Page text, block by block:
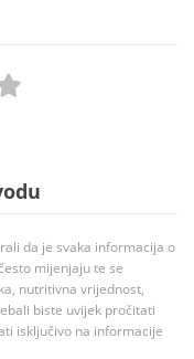
da je svaka informacija o
mijenjaju te se
nutritivna vrijednost,
biste uvijek pročitati
isključivo na informacije